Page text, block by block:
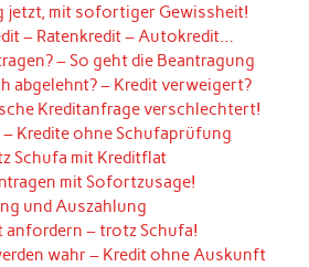
jetzt, mit sofortiger Gewissheit!
– Ratenkredit – Autokredit…
– So geht die Beantragung
abgelehnt? – Kredit verweigert?
Kreditanfrage verschlechtert!
– Kredite ohne Schufaprüfung
Schufa mit Kreditflat
mit Sofortzusage!
und Auszahlung
anfordern – trotz Schufa!
wahr – Kredit ohne Auskunft